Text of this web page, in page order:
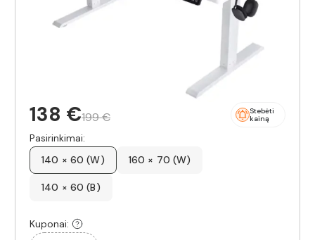
138 €199 €
Stebėti
kainą
Pasirinkimai:
140 × 60 (W)
160 × 70 (W)
140 × 60 (B)
Kuponai: